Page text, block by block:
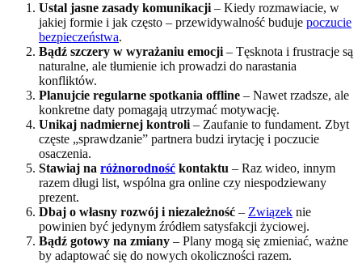
Ustal jasne zasady komunikacji – Kiedy rozmawiacie, w
jakiej formie i jak często – przewidywalność buduje poczucie
bezpieczeństwa.
Bądź szczery w wyrażaniu emocji – Tęsknota i frustracje są
naturalne, ale tłumienie ich prowadzi do narastania
konfliktów.
Planujcie regularne spotkania offline – Nawet rzadsze, ale
konkretne daty pomagają utrzymać motywację.
Unikaj nadmiernej kontroli – Zaufanie to fundament. Zbyt
częste „sprawdzanie” partnera budzi irytację i poczucie
osaczenia.
Stawiaj na różnorodność kontaktu – Raz wideo, innym
razem długi list, wspólna gra online czy niespodziewany
prezent.
Dbaj o własny rozwój i niezależność – Związek nie
powinien być jedynym źródłem satysfakcji życiowej.
Bądź gotowy na zmiany – Plany mogą się zmieniać, ważne
by adaptować się do nowych okoliczności razem.